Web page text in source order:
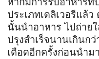
ประเภทเดลิเวอรีแล้
นั้นนำอาหาร ไปถ่าย
ปรุงสำเร็จนานเกินก
เดือดอีกครั้งก่อนนำม